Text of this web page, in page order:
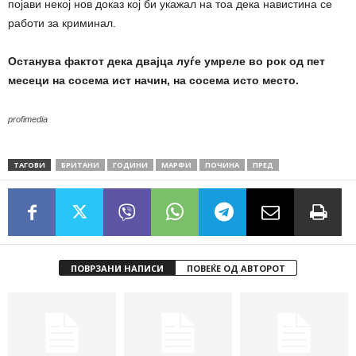
појави некој нов доказ кој би укажал на тоа дека навистина се
работи за криминал.
Останува фактот дека двајца луѓе умреле во рок од пет
месеци на сосема ист начин, на сосема исто место.
profimedia
ТАГОВИ БРИТАНИ ГОДИНИ МАРФИ ПОЧИНА ПРЕД
ПОВРЗАНИ НАПИСИ ПОВЕЌЕ ОД АВТОРОТ